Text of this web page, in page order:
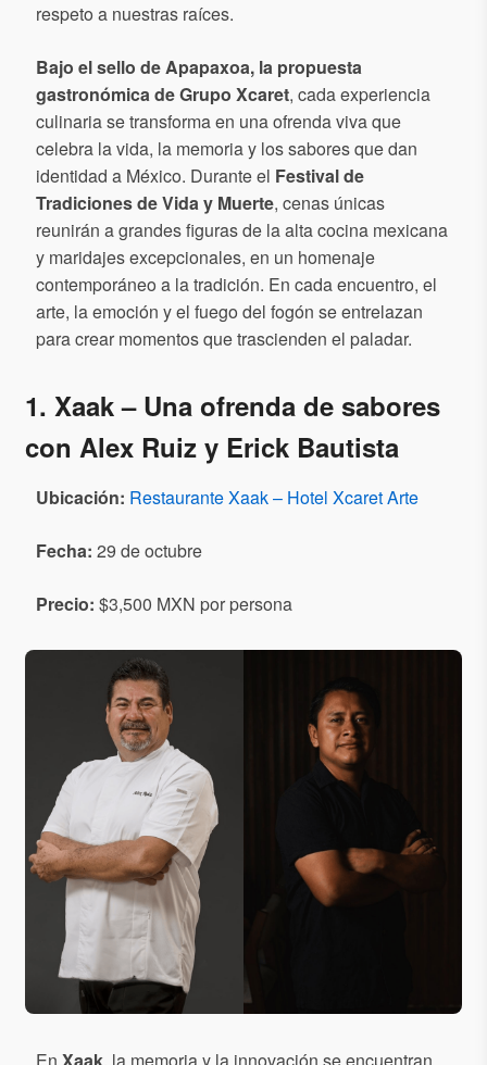
respeto a nuestras raíces.
Bajo el sello de Apapaxoa, la propuesta
gastronómica de Grupo Xcaret, cada experiencia
culinaria se transforma en una ofrenda viva que
celebra la vida, la memoria y los sabores que dan
identidad a México. Durante el Festival de
Tradiciones de Vida y Muerte, cenas únicas
reunirán a grandes figuras de la alta cocina mexicana
y maridajes excepcionales, en un homenaje
contemporáneo a la tradición. En cada encuentro, el
arte, la emoción y el fuego del fogón se entrelazan
para crear momentos que trascienden el paladar.
1. Xaak – Una ofrenda de sabores
con Alex Ruiz y Erick Bautista
Ubicación: Restaurante Xaak – Hotel Xcaret Arte
Fecha: 29 de octubre
Precio: $3,500 MXN por persona